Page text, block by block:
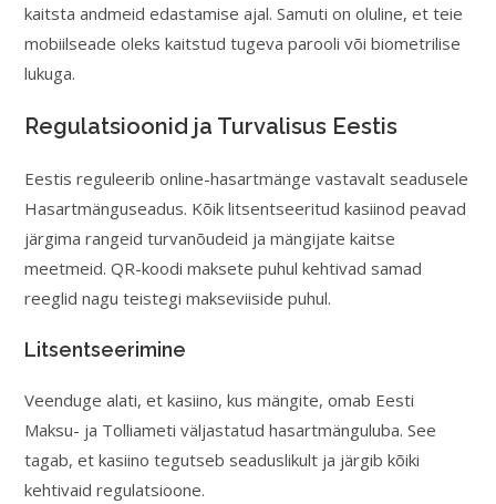
kaitsta andmeid edastamise ajal. Samuti on oluline, et teie
mobiilseade oleks kaitstud tugeva parooli või biometrilise
lukuga.
Regulatsioonid ja Turvalisus Eestis
Eestis reguleerib online-hasartmänge vastavalt seadusele
Hasartmänguseadus. Kõik litsentseeritud kasiinod peavad
järgima rangeid turvanõudeid ja mängijate kaitse
meetmeid. QR-koodi maksete puhul kehtivad samad
reeglid nagu teistegi makseviiside puhul.
Litsentseerimine
Veenduge alati, et kasiino, kus mängite, omab Eesti
Maksu- ja Tolliameti väljastatud hasartmänguluba. See
tagab, et kasiino tegutseb seaduslikult ja järgib kõiki
kehtivaid regulatsioone.